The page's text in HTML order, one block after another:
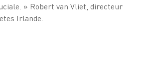
» Robert van Vliet, directeur
Irlande.